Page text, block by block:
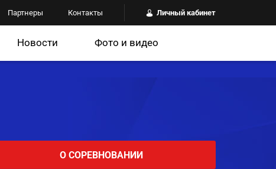
Партнеры Контакты Личный кабинет
Новости Фото и видео
О СОРЕВНОВАНИИ